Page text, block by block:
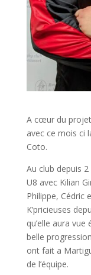
A cœur du
avec ce mois ci
Coto.
Au club depuis
U8 avec Kilian
Philippe, Cédric
K’pricieuses
qu’elle aura
belle
ont fait a
de l’équipe.